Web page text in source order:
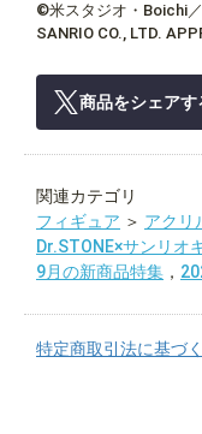
©米スタジオ・Boichi
SANRIO CO., LTD.
商品をシェアす
関連カテゴリ
フィギュア ＞ アクリ
Dr.STONE×サンリオ
9月の新商品特集 ，
特定商取引法に基づ